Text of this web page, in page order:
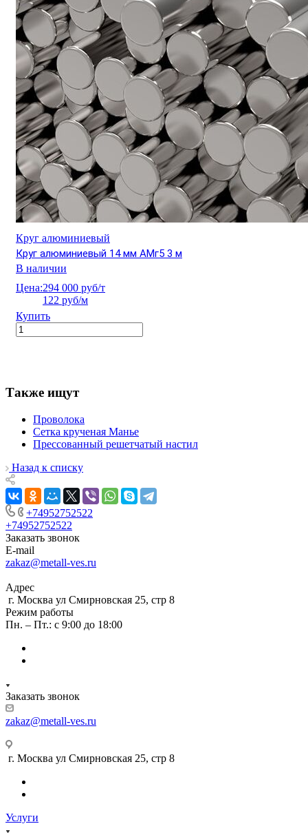
Круг алюминиевый
Круг алюминиевый 14 мм АМг5 3 м
В наличии
Цена:294 000 руб/т
122 руб/м
Купить
Также ищут
Проволока
Сетка крученая Манье
Прессованный решетчатый настил
Назад к списку
+74952752522
+74952752522
Заказать звонок
E-mail
zakaz@metall-ves.ru
Адрес
г. Москва ул Смирновская 25, стр 8
Режим работы
Пн. – Пт.: с 9:00 до 18:00
Заказать звонок
zakaz@metall-ves.ru
г. Москва ул Смирновская 25, стр 8
Услуги